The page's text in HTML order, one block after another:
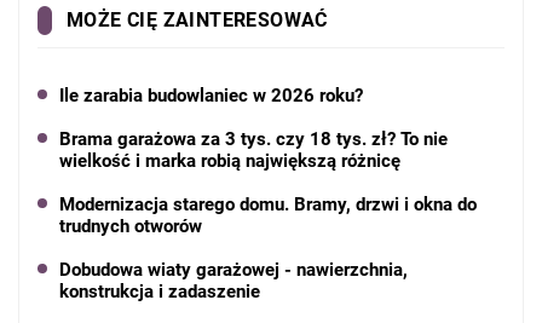
MOŻE CIĘ ZAINTERESOWAĆ
Ile zarabia budowlaniec w 2026 roku?
Brama garażowa za 3 tys. czy 18 tys. zł? To nie
wielkość i marka robią największą różnicę
Modernizacja starego domu. Bramy, drzwi i okna do
trudnych otworów
Dobudowa wiaty garażowej - nawierzchnia,
konstrukcja i zadaszenie